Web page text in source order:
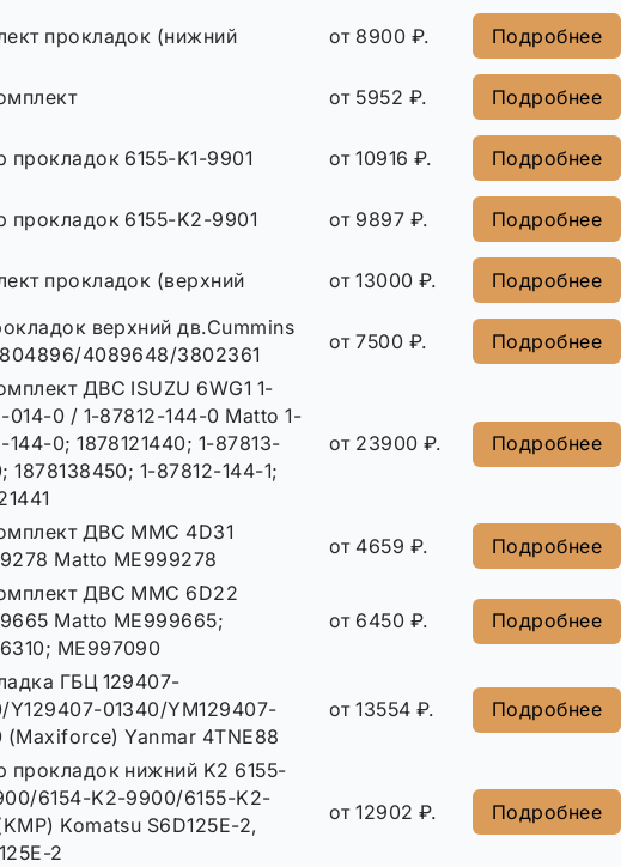
прокладок (нижний от 8900 ₽.
Подробнее
от 5952 ₽.
Подробнее
прокладок 6155-K1-9901 от 10916 ₽.
Подробнее
прокладок 6155-K2-9901 от 9897 ₽.
Подробнее
прокладок (верхний от 13000 ₽. Подробнее
верхний дв.Cummins
4089648/3802361
от 7500 ₽. Подробнее
ДВС ISUZU 6WG1 1-
014-0 / 1-87812-144-0 Matto 1-
144-0; 1878121440; 1-87813-
1878138450; 1-87812-144-1;
от 23900 ₽. Подробнее
ДВС MMC 4D31
Matto ME999278
от 4659 ₽. Подробнее
ДВС MMC 6D22
Matto ME999665;
ME997090
от 6450 ₽. Подробнее
ГБЦ 129407-
Y129407-01340/YM129407-
(Maxiforce) Yanmar 4TNE88
от 13554 ₽. Подробнее
прокладок нижний K2 6155-
6154-K2-9900/6155-K2-
Komatsu S6D125E-2,
2
от 12902 ₽. Подробнее